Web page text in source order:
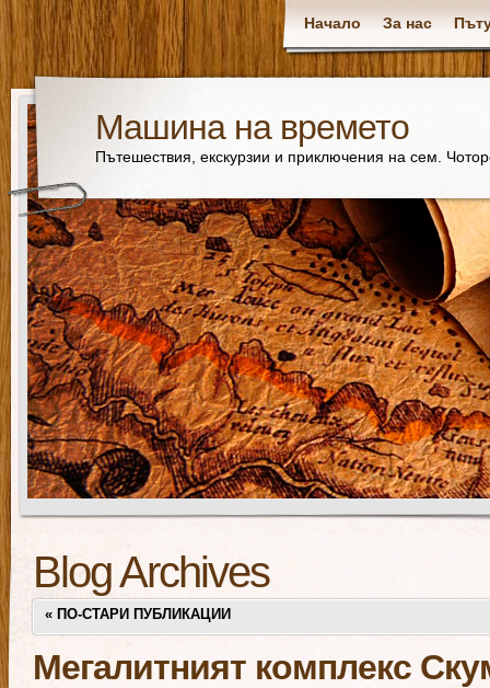
Начало За нас
Машина на времето
Пътешествия, екскурзии и приключения на сем.
Blog Archives
« ПО-СТАРИ ПУБЛИКАЦИИ
Мегалитният комплекс